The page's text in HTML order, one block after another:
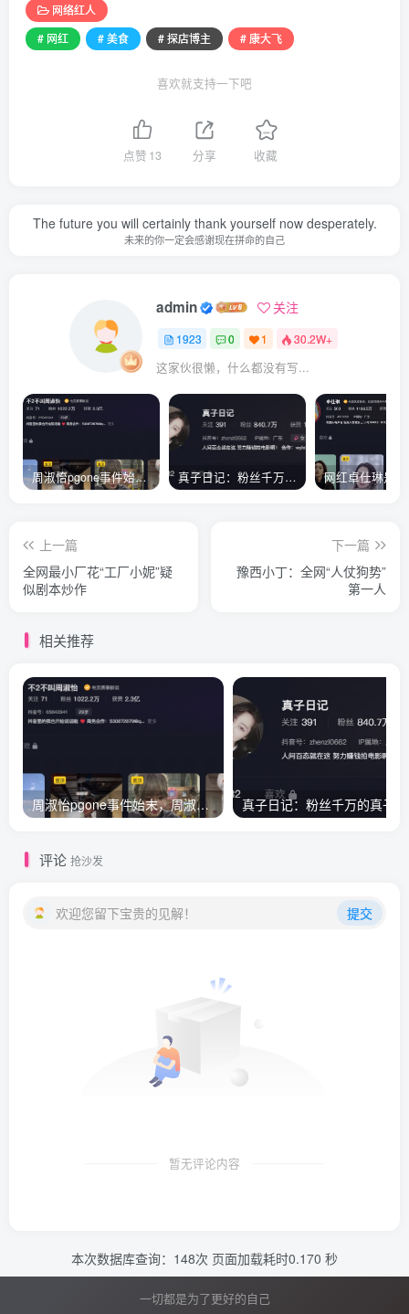
网络红人
# 网红
# 美食 # 探店博主 # 康大飞
喜欢就支持一下吧
点赞 13 分享 收藏
The future you will certainly thank yourself now desperately.
未来的你一定会感谢现在拼命的自己
admin 关注
1923 0 1 30.2W+
这家伙很懒，什么都没有写...
周淑怡pgone事件始末，周淑怡现状 真子日记：粉丝千万的真子日记是最懂反转的网红吗？
上一篇
全网最小厂花“工厂小妮”疑
似剧本炒作
下一篇
豫西小丁：全网“人仗狗势”
第一人
相关推荐
周淑怡pgone事件始末，周淑怡现状
评论 抢沙发
欢迎您留下宝贵的见解！ 提交
暂无评论内容
本次数据库查询：148次 页面加载耗时0.170 秒
一切都是为了更好的自己